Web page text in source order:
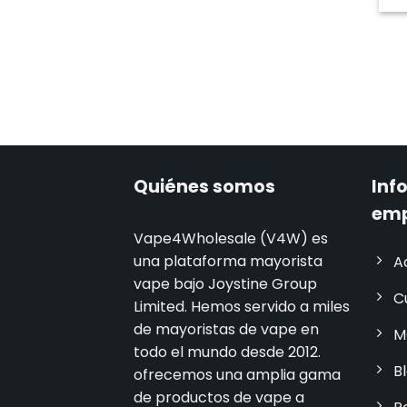
Quiénes somos
Vape4Wholesale (V4W) es
una plataforma mayorista
vape bajo Joystine Group
Limited. Hemos servido a miles
de mayoristas de vape en
todo el mundo desde 2012.
ofrecemos una amplia gama
de productos de vape a